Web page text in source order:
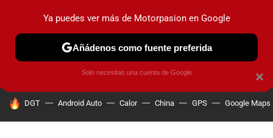
PRUEBAS COCHES ELÉCTRICOS OBSERVATORIO
HOY SE HABLA DE
DGT Android Auto Calor China GPS Google Maps
×
Ya puedes ver más de Motorpasion en Google
Añádenos como fuente preferida
Solo necesitas una cuenta de Google